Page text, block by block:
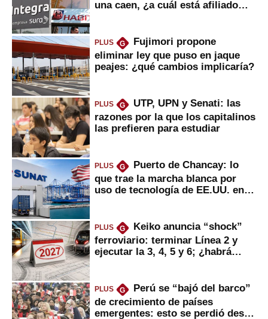
una caen, ¿a cuál está afiliado
PLUS G
Fujimori propone
eliminar ley que puso en jaque
peajes: ¿qué cambios implicaría?
PLUS G
UTP, UPN y Senati: las
razones por la que los capitalinos
las prefieren para estudiar
PLUS G
Puerto de Chancay: lo
que trae la marcha blanca por
uso de tecnología de EE.UU. en
PLUS G
Keiko anuncia “shock”
ferroviario: terminar Línea 2 y
ejecutar la 3, 4, 5 y 6; ¿habrá
PLUS G
Perú se “bajó del barco”
de crecimiento de países
emergentes: esto se perdió desde